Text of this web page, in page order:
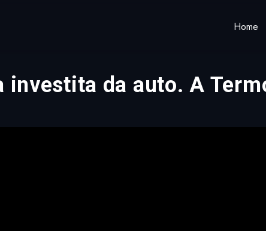
Home
investita da auto. A